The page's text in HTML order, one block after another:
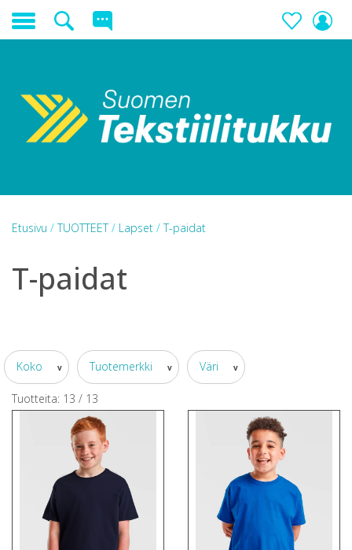
Etusivu /TUOTTEET/ Lapset /T-paidat
T-paidat
Koko v Tuotemerkki v Väri v
Tuotteita: 13 / 13